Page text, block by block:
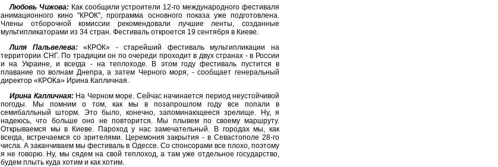
Любовь Чижова:Как сообщили устроители 12-го международного фестиваля
анимационного кино "КРОК", программа основного показа уже подготовлена.
Члены отборочной комиссии рекомендовали лучшие ленты, созданные
мультипликаторами из 34 стран. Фестиваль откроется 19 сентября в Киеве.
Лиля Пальвелева:«КРОК» - старейший фестиваль мультипликации на
территории СНГ. По традиции он по очереди проходит в двух странах - в России
и на Украине, и всегда - на теплоходе. В этом году фестиваль пустится в
плавание по волнам Днепра, а затем Черного моря, - сообщает генеральный
директор «КРОКа» Ирина Капличная.
Ирина Капличная:На Черном море. Сейчас начинается период неустойчивой
погоды. Мы помним о том, как мы в позапрошлом году все попали в
семибалльный шторм. Это было, конечно, запоминающееся зрелище. Ну, я
надеюсь, что больше оно не повторится. Мы плывем по своему маршруту.
Открываемся мы в Киеве. Пароход у нас замечательный. В городах мы, как
всегда, встречаемся со зрителями. Церемония закрытия - в Севастополе 28-го
числа. А заканчиваем мы фестиваль в Одессе. Со спонсорами все плохо, поэтому
я не говорю. Ну, мы сядем на свой теплоход, а там уже отдельное государство,
будем плыть куда хотим и как хотим.